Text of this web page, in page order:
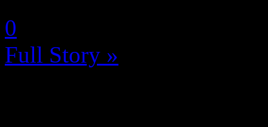
0
Full Story »